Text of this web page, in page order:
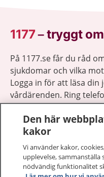
1177–tryggt
På 1177.se får du råd
sjukdomar och vilka
Logga in för att läsa
vårdärenden. Ring
sjukvårdsrådgivning
1177 ger dig råd när
Den här
kakor
Vi använder kakor,
upplevelse,
nödvändig funktionalitet